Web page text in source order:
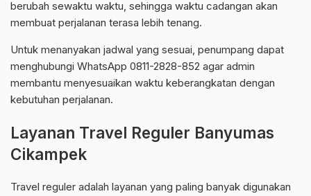
berubah sewaktu waktu, sehingga waktu cadangan akan
membuat perjalanan terasa lebih tenang.
Untuk menanyakan jadwal yang sesuai, penumpang dapat
menghubungi WhatsApp 0811-2828-852 agar admin
membantu menyesuaikan waktu keberangkatan dengan
kebutuhan perjalanan.
Layanan Travel Reguler Banyumas
Cikampek
Travel reguler adalah layanan yang paling banyak digunakan